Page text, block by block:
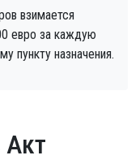
взимается
евро за каждую
пункту назначения.